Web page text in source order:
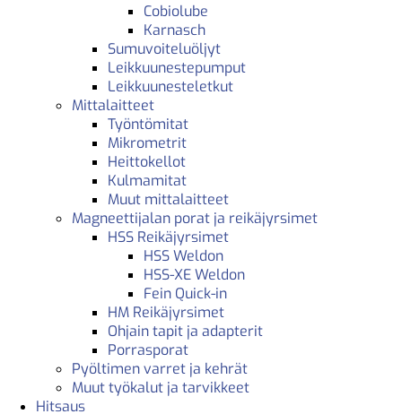
Cobiolube
Karnasch
Sumuvoiteluöljyt
Leikkuunestepumput
Leikkuunesteletkut
Mittalaitteet
Työntömitat
Mikrometrit
Heittokellot
Kulmamitat
Muut mittalaitteet
Magneettijalan porat ja reikäjyrsimet
HSS Reikäjyrsimet
HSS Weldon
HSS-XE Weldon
Fein Quick-in
HM Reikäjyrsimet
Ohjain tapit ja adapterit
Porrasporat
Pyöltimen varret ja kehrät
Muut työkalut ja tarvikkeet
Hitsaus